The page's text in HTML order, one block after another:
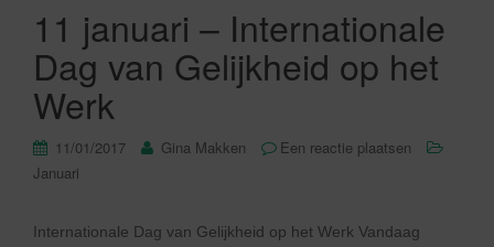
11 januari – Internationale
Dag van Gelijkheid op het
Werk
11/01/2017 Gina Makken
Een reactie plaatsen
Januari
Internationale Dag van Gelijkheid op het Werk Vandaag